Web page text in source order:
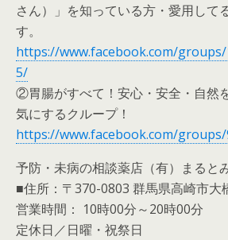
さん）」を知っている方・愛用して
す。
https://www.facebook.com/groups/
5/
②胃腸がすべて！安心・安全・自然
気にするクループ！
https://www.facebook.com/
予防・未病の相談薬店（有）まると
■住所：〒370-0803 群馬県高崎市大
営業時間： 10時00分～20時00分
定休日／日曜・祝祭日